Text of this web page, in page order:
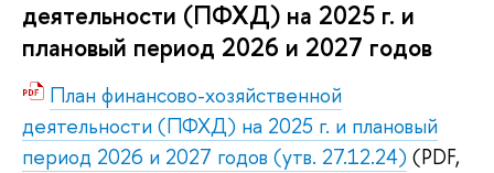
деятельности (ПФХД) на 2025 г. и
плановый период 2026 и 2027 годов
План финансово-хозяйственной
деятельности (ПФХД) на 2025 г. и плановый
период 2026 и 2027 годов (утв. 27.12.24) (PDF,